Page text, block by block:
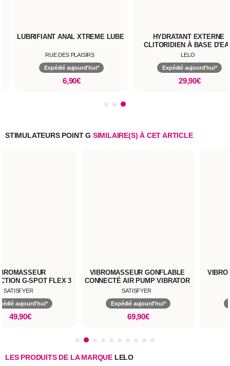
NETTOYANT SEXTOYS TOY
RUE DES PLAISIRS
Expédié aujourd'hui*
7,90€
LUBRIFIANT AQUA LUBE
RUE DES PLAISIRS
Expédié aujourd'hui*
6,90€
STIMULATEURS POINT G SIMILAIRE(S) À CET ARTICLE
G-SPOT FLEX 3
SATISFYER
aujourd'hui*
49,90€
VIBROMASSEUR GONFLABLE
CONNECTÉ AIR PUMP VIBRATOR
5
SATISFYER
Expédié aujourd'hui*
69,90€
LES PRODUITS DE LA MARQUE LELO